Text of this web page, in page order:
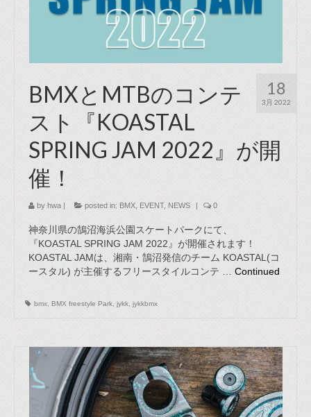
18
3月 2022
BMXとMTBのコンテ
スト『KOASTAL
SPRING JAM 2022』が開
催！
by hwa | posted in: BMX EVENT, NEWS | 0
神奈川県の鵠沼海浜公園スケートパークにて、
『KOASTAL SPRING JAM 2022』が開催されます！
KOASTAL JAMは、湘南・鵠沼発信のチーム KOASTAL(コ
ースタル) が主催するフリースタイルコンテ … Continued
bmx BMX freestyle Park jykk jykkbmx